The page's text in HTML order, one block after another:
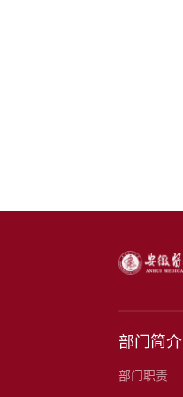
部门简介
部门职责